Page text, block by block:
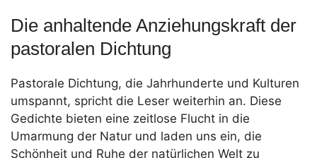
Die anhaltende Anziehungskraft der
pastoralen Dichtung
Pastorale Dichtung, die Jahrhunderte und Kulturen
umspannt, spricht die Leser weiterhin an. Diese
Gedichte bieten eine zeitlose Flucht in die
Umarmung der Natur und laden uns ein, die
Schönheit und Ruhe der natürlichen Welt zu